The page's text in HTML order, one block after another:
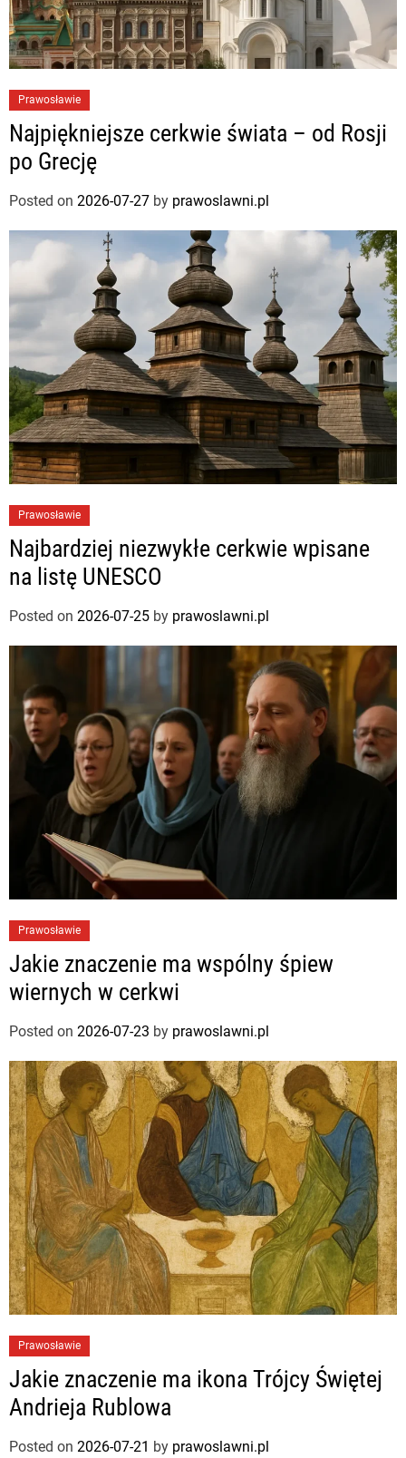
Prawosławie
Najpiękniejsze cerkwie świata – od Rosji
po Grecję
Posted on 2026-07-27 by prawoslawni.pl
Prawosławie
Najbardziej niezwykłe cerkwie wpisane
na listę UNESCO
Posted on 2026-07-25 by prawoslawni.pl
Prawosławie
Jakie znaczenie ma wspólny śpiew
wiernych w cerkwi
Posted on 2026-07-23 by prawoslawni.pl
Prawosławie
Jakie znaczenie ma ikona Trójcy Świętej
Andrieja Rublowa
Posted on 2026-07-21 by prawoslawni.pl